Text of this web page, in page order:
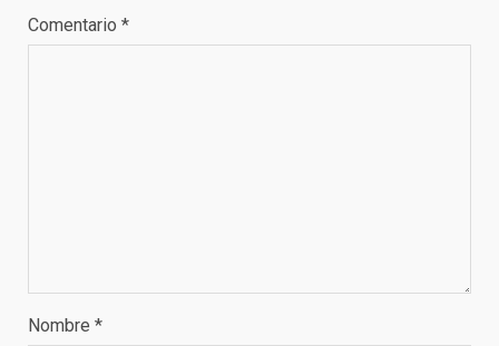
Comentario *
Nombre *